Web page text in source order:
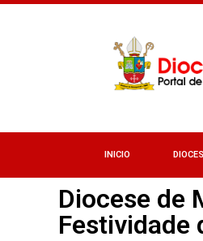
INICIO
Diocese de
Festividade